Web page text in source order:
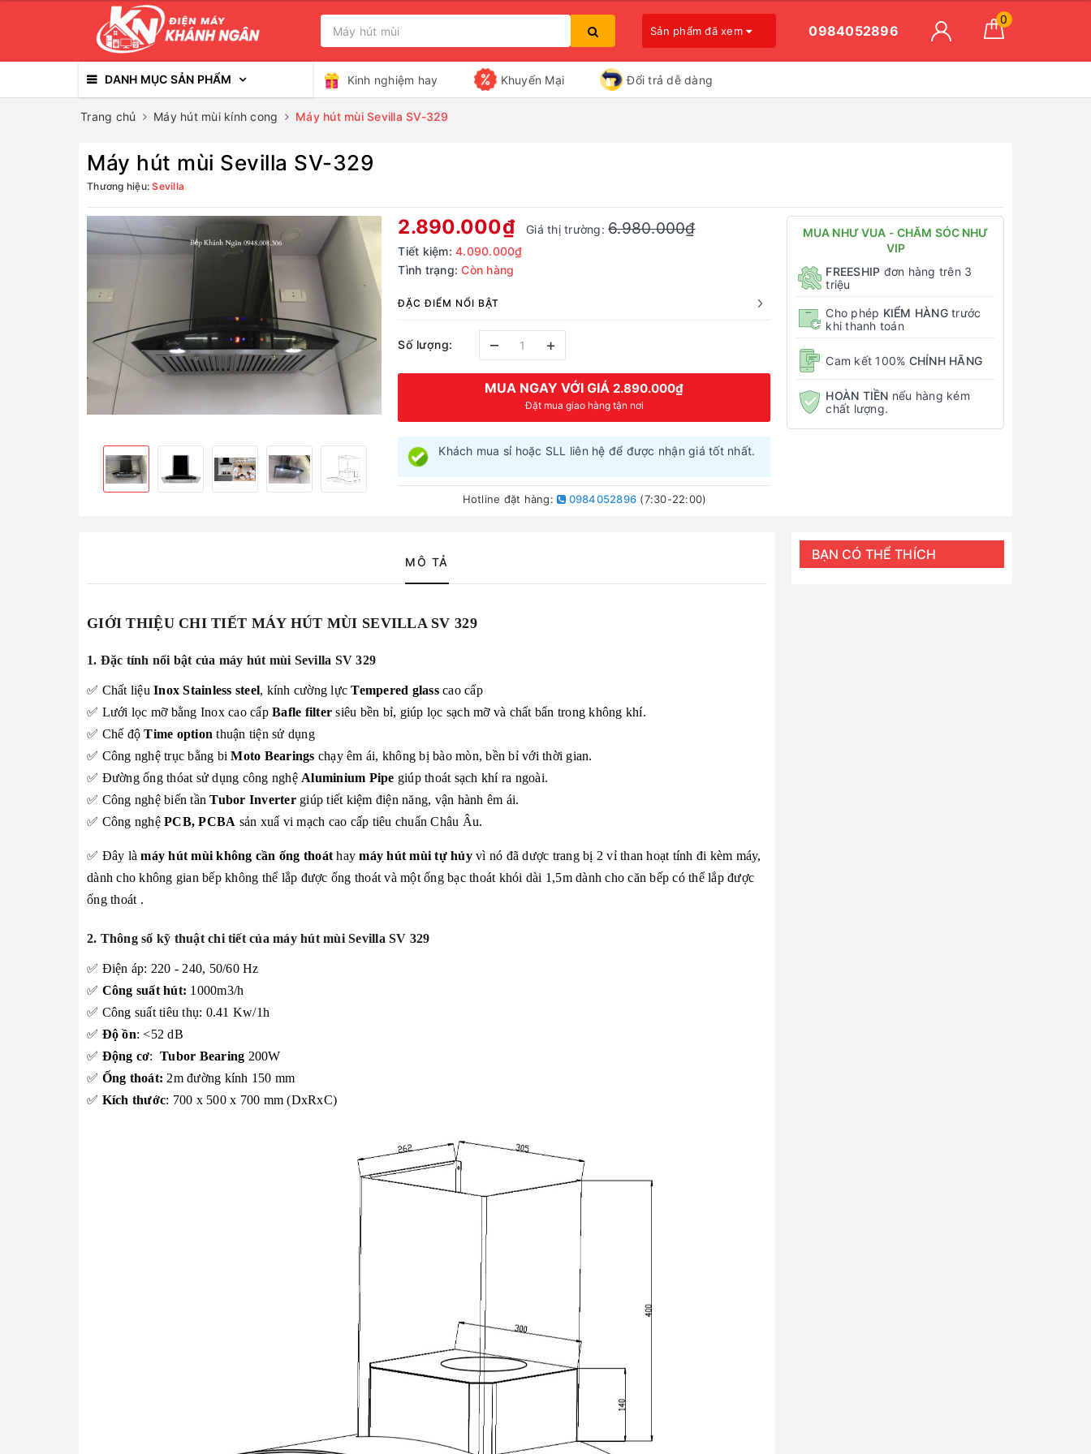
Sản phẩm đã xem 0984052896
0
DANH MỤC SẢN PHẨM Kinh nghiệm hay Khuyến Mại Đổi trả dễ dàng
Trang chủ Máy hút mùi kính cong Máy hút mùi Sevilla SV-329
Máy hút mùi Sevilla SV-329
Thương hiệu:Sevilla
2.890.000₫ Giá thị trường:6.980.000₫
Tiết kiệm:4.090.000₫
Tình trạng: Còn hàng
ĐẶC ĐIỂM NỔI BẬT
Số lượng: – +
MUA NGAY VỚI GIÁ2.890.000₫
Đặt mua giao hàng tận nơi
Khách mua sỉ hoặc SLL liên hệ để được nhận giá tốt nhất.
Hotline đặt hàng: 0984052896 (7:30-22:00)
MUA NHƯ VUA - CHĂM SÓC NHƯ
VIP
FREESHIP đơn hàng trên 3
triệu
Cho phép KIỂM HÀNGtrước
khi thanh toán
Cam kết 100% CHÍNH HÃNG
HOÀN TIỀN nếu hàng kém
chất lượng.
MÔ TẢ
GIỚI THIỆU CHI TIẾT MÁY HÚT MÙI SEVILLA SV 329
1. Đặc tính nổi bật của máy hút mùi Sevilla SV 329
✅ Chất liệu Inox Stainless steel, kính cường lựcTempered glasscao cấp
✅ Lưới lọc mỡ bằng Inox cao cấp Bafle filter siêu bền bỉ, giúp lọc sạch mỡ và chất bẩn trong không khí.
✅ Chế độTime option thuận tiện sử dụng
✅ Công nghệ trục bằng biMoto Bearings chạy êm ái, không bị bào mòn, bền bỉ với thời gian.
✅ Đường ống thóat sử dụng công nghệ Aluminium Pipe giúp thoát sạch khí ra ngoài.
✅ Công nghệ biến tầnTubor Invertergiúp tiết kiệm điện năng, vận hành êm ái.
✅ Công nghệ PCB, PCBA sản xuấ vi mạch cao cấp tiêu chuẩn Châu Âu.
✅ Đây làmáy hút mùi không cần ống thoáthaymáy hút mùi tự hủy vì nó đã dược trang bị 2 vỉ than hoạt tính đi kèm máy,
dành cho không gian bếp không thể lắp được ống thoát và một ống bạc thoát khói dài 1,5m dành cho căn bếp có thể lắp được
ống thoát .
2. Thông số kỹ thuật chi tiết của máy hút mùiSevilla SV 329
✅ Điện áp: 220 - 240, 50/60 Hz
✅ Công suất hút: 1000m3/h
✅ Công suất tiêu thụ: 0.41 Kw/1h
✅ Độ ồn: <52 dB
✅ Động cơ: Tubor Bearing 200W
✅ Ống thoát: 2m đường kính 150 mm
✅ Kích thước: 700 x 500 x 700 mm (DxRxC)
BẠN CÓ THỂ THÍCH